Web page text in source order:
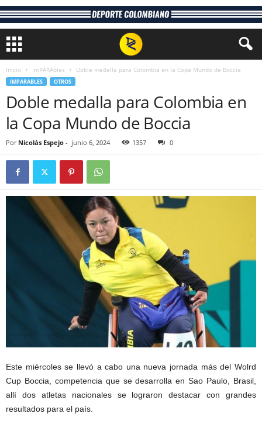
Inicio ImPARAbles Doble medalla para Colombia en la Copa Mundo de Boccia
IMPARABLES OTROS
Doble medalla para Colombia en
la Copa Mundo de Boccia
Por Nicolás Espejo - junio 6, 2024 1357 0
Este miércoles se llevó a cabo una nueva jornada más del Wolrd
Cup Boccia, competencia que se desarrolla en Sao Paulo, Brasil,
allí dos atletas nacionales se lograron destacar con grandes
resultados para el país.